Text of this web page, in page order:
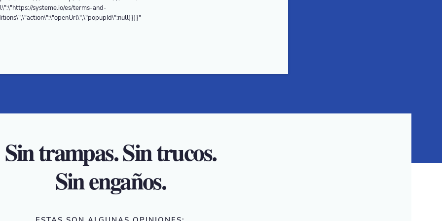
systeme.io/es/terms-and-
Sin trampas. Sin trucos.
Sin engaños.